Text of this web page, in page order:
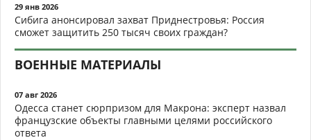
29 янв 2026
Сибига анонсировал захват Приднестровья: Россия
сможет защитить 250 тысяч своих граждан?
ВОЕННЫЕ МАТЕРИАЛЫ
07 авг 2026
Одесса станет сюрпризом для Макрона: эксперт назвал
французские объекты главными целями российского
ответа